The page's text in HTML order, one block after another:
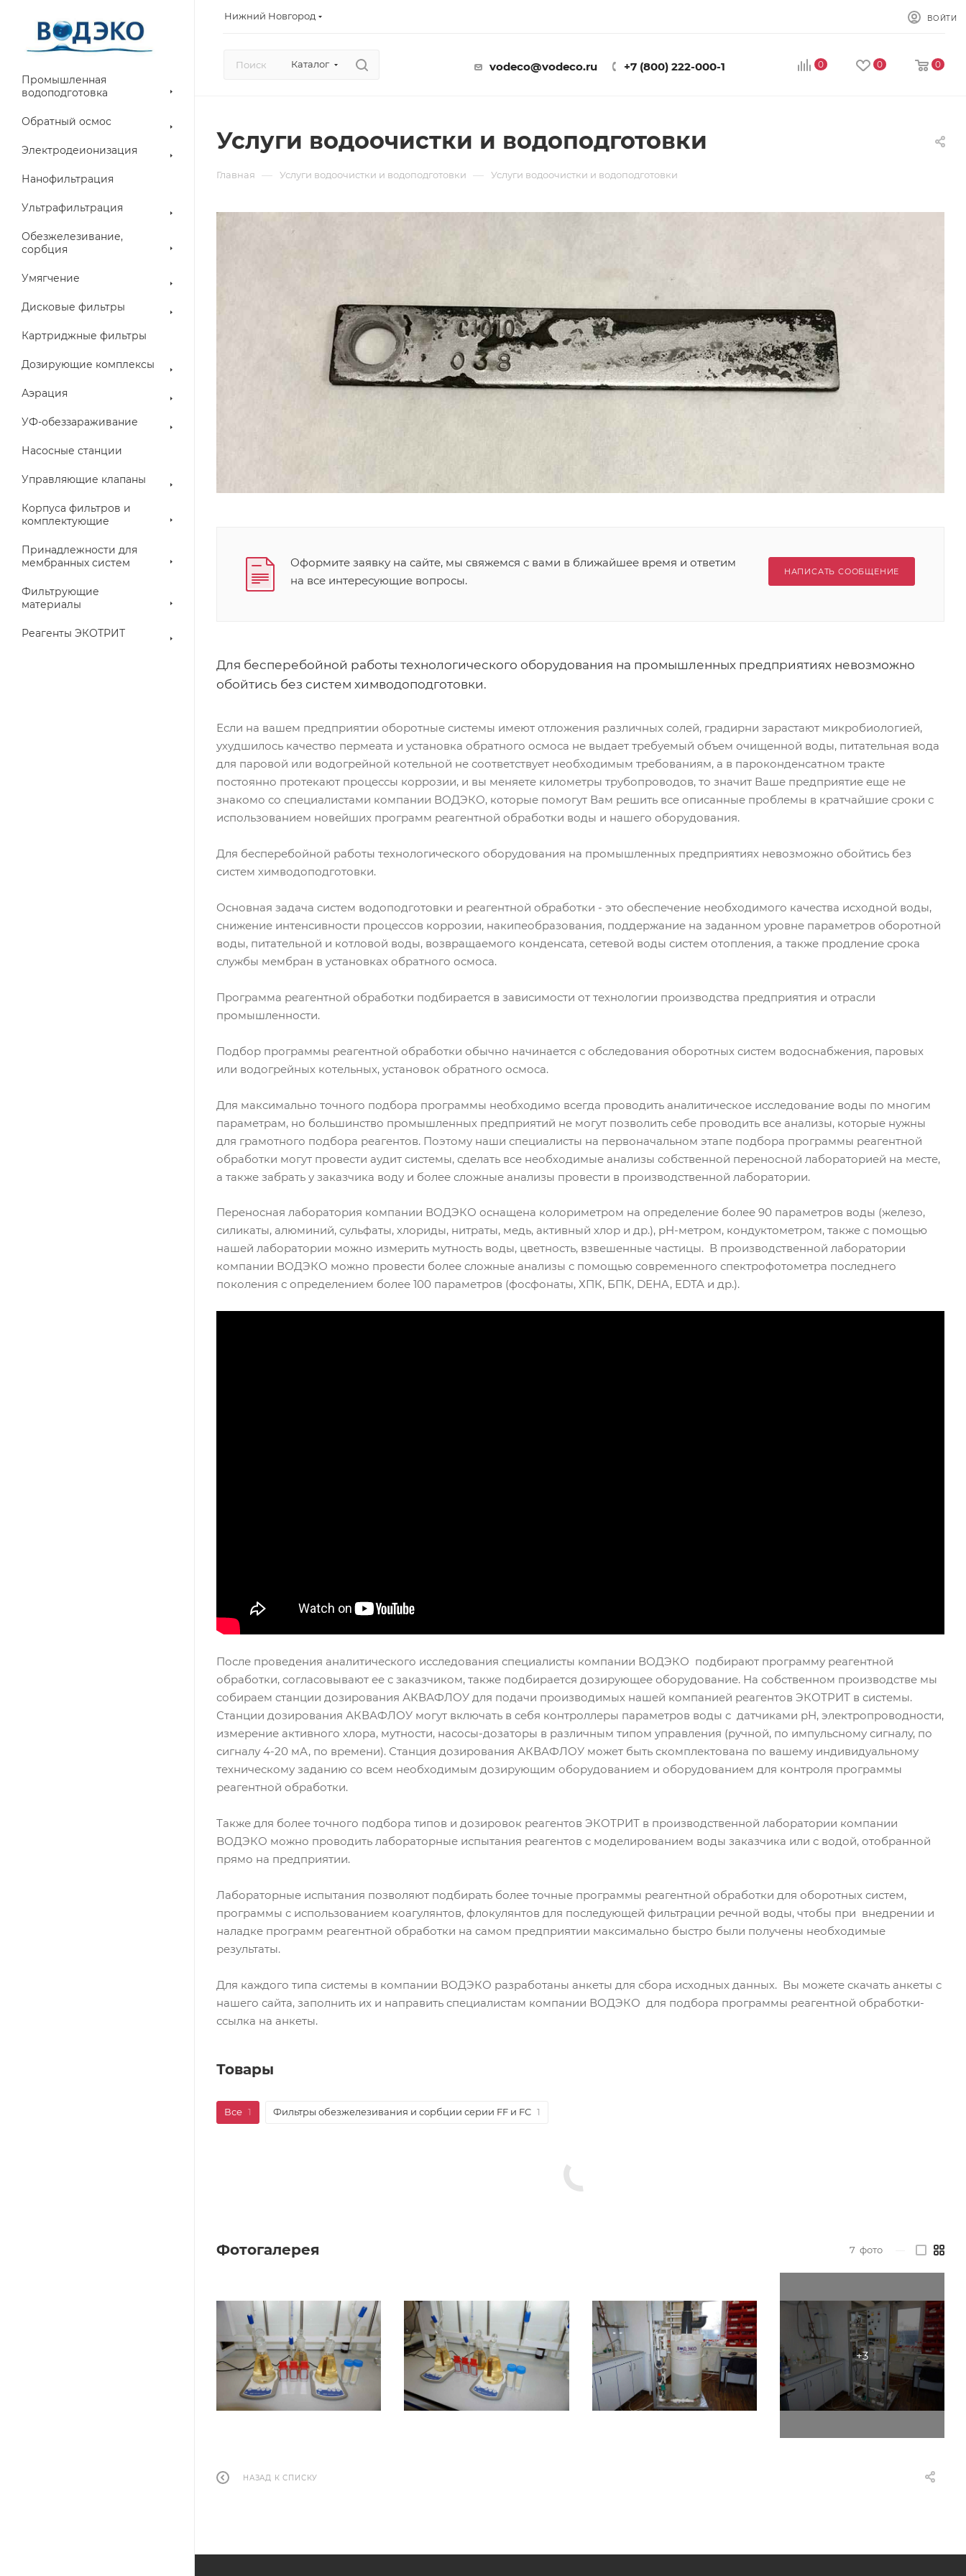
Нижний Новгород ВОЙТИ
Каталог vodeco@vodeco.ru +7 (800) 222-000-1 0 0 0
Промышленная
водоподготовка
Обратный осмос
Электродеионизация
Нанофильтрация
Ультрафильтрация
Обезжелезивание,
сорбция
Умягчение
Дисковые фильтры
Картриджные фильтры
Дозирующие комплексы
Аэрация
УФ-обеззараживание
Насосные станции
Управляющие клапаны
Корпуса фильтров и
комплектующие
Принадлежности для
мембранных систем
Фильтрующие
материалы
Реагенты ЭКОТРИТ
Услуги водоочистки и водоподготовки
Главная — Услуги водоочистки и водоподготовки — Услуги водоочистки и водоподготовки
Оформите заявку на сайте, мы свяжемся с вами в ближайшее время и ответим
на все интересующие вопросы.
НАПИСАТЬ СООБЩЕНИЕ
Для бесперебойной работы технологического оборудования на промышленных предприятиях невозможно
обойтись без систем химводоподготовки.
Если на вашем предприятии оборотные системы имеют отложения различных солей, градирни зарастают микробиологией,
ухудшилось качество пермеата и установка обратного осмоса не выдает требуемый объем очищенной воды, питательная вода
для паровой или водогрейной котельной не соответствует необходимым требованиям, а в пароконденсатном тракте
постоянно протекают процессы коррозии, и вы меняете километры трубопроводов, то значит Ваше предприятие еще не
знакомо со специалистами компании ВОДЭКО, которые помогут Вам решить все описанные проблемы в кратчайшие сроки с
использованием новейших программ реагентной обработки воды и нашего оборудования.
Для бесперебойной работы технологического оборудования на промышленных предприятиях невозможно обойтись без
систем химводоподготовки.
Основная задача систем водоподготовки и реагентной обработки - это обеспечение необходимого качества исходной воды,
снижение интенсивности процессов коррозии, накипеобразования, поддержание на заданном уровне параметров оборотной
воды, питательной и котловой воды, возвращаемого конденсата, сетевой воды систем отопления, а также продление срока
службы мембран в установках обратного осмоса.
Программа реагентной обработки подбирается в зависимости от технологии производства предприятия и отрасли
промышленности.
Подбор программы реагентной обработки обычно начинается с обследования оборотных систем водоснабжения, паровых
или водогрейных котельных, установок обратного осмоса.
Для максимально точного подбора программы необходимо всегда проводить аналитическое исследование воды по многим
параметрам, но большинство промышленных предприятий не могут позволить себе проводить все анализы, которые нужны
для грамотного подбора реагентов. Поэтому наши специалисты на первоначальном этапе подбора программы реагентной
обработки могут провести аудит системы, сделать все необходимые анализы собственной переносной лабораторией на месте,
а также забрать у заказчика воду и более сложные анализы провести в производственной лаборатории.
Переносная лаборатория компании ВОДЭКО оснащена колориметром на определение более 90 параметров воды (железо,
силикаты, алюминий, сульфаты, хлориды, нитраты, медь, активный хлор и др.), рН-метром, кондуктометром, также с помощью
нашей лаборатории можно измерить мутность воды, цветность, взвешенные частицы. В производственной лаборатории
компании ВОДЭКО можно провести более сложные анализы с помощью современного спектрофотометра последнего
поколения с определением более 100 параметров (фосфонаты, ХПК, БПК, DEHA, EDTA и др.).
После проведения аналитического исследования специалисты компании ВОДЭКО подбирают программу реагентной
обработки, согласовывают ее с заказчиком, также подбирается дозирующее оборудование. На собственном производстве мы
собираем станции дозирования АКВАФЛОУ для подачи производимых нашей компанией реагентов ЭКОТРИТ в системы.
Станции дозирования АКВАФЛОУ могут включать в себя контроллеры параметров воды с датчиками рН, электропроводности,
измерение активного хлора, мутности, насосы-дозаторы в различным типом управления (ручной, по импульсному сигналу, по
сигналу 4-20 мА, по времени). Станция дозирования АКВАФЛОУ может быть скомплектована по вашему индивидуальному
техническому заданию со всем необходимым дозирующим оборудованием и оборудованием для контроля программы
реагентной обработки.
Также для более точного подбора типов и дозировок реагентов ЭКОТРИТ в производственной лаборатории компании
ВОДЭКО можно проводить лабораторные испытания реагентов с моделированием воды заказчика или с водой, отобранной
прямо на предприятии.
Лабораторные испытания позволяют подбирать более точные программы реагентной обработки для оборотных систем,
программы с использованием коагулянтов, флокулянтов для последующей фильтрации речной воды, чтобы при внедрении и
наладке программ реагентной обработки на самом предприятии максимально быстро были получены необходимые
результаты.
Для каждого типа системы в компании ВОДЭКО разработаны анкеты для сбора исходных данных. Вы можете скачать анкеты с
нашего сайта, заполнить их и направить специалистам компании ВОДЭКО для подбора программы реагентной обработки-
ссылка на анкеты.
Товары
Все 1 Фильтры обезжелезивания и сорбции серии FF и FC 1
Фотогалерея 7 фото
НАЗАД К СПИСКУ